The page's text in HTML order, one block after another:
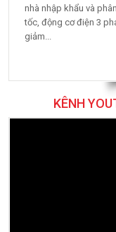
nhà nhập khẩu và
tốc, động cơ điện 3
giảm...
KÊNH